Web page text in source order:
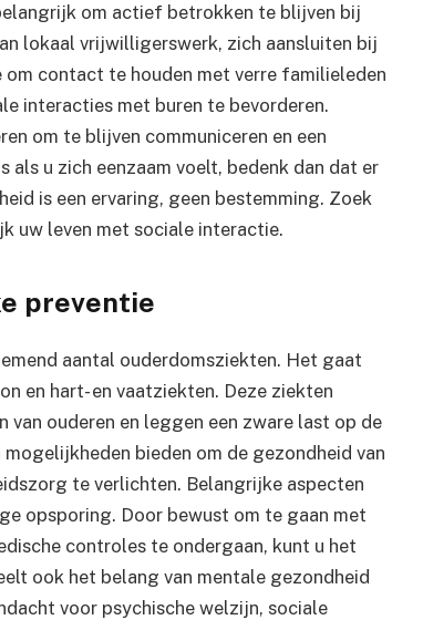
om actief betrokken te blijven bij
lokaal vrijwilligerswerk, zich aansluiten bij
contact te houden met verre familieleden
interacties met buren te bevorderen.
om te blijven communiceren en een
u zich eenzaam voelt, bedenk dan dat er
is een ervaring, geen bestemming. Zoek
uw leven met sociale interactie.
preventie
aantal ouderdomsziekten. Het gaat
en hart- en vaatziekten. Deze ziekten
ouderen en leggen een zware last op de
bieden om de gezondheid van
te verlichten. Belangrijke aspecten
opsporing. Door bewust om te gaan met
controles te ondergaan, kunt u het
ook het belang van mentale gezondheid
voor psychische welzijn, sociale